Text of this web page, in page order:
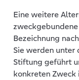
Eine weitere
Bezeichnung
Sie werden unter
Stiftung geführt
konkreten Zweck